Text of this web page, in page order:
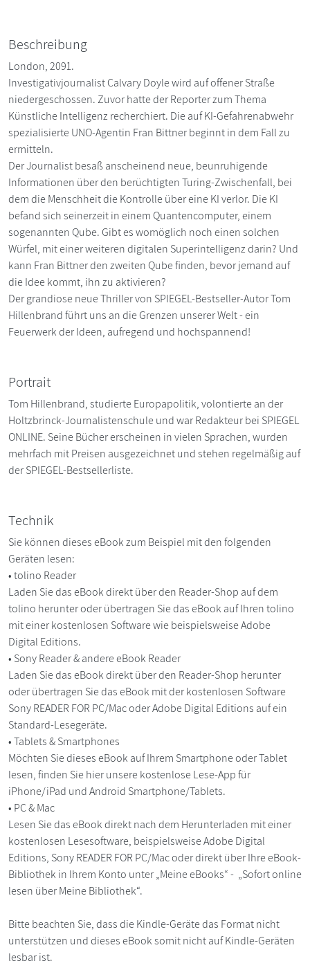
Beschreibung
London, 2091.
Investigativjournalist Calvary Doyle wird auf offener Straße
niedergeschossen. Zuvor hatte der Reporter zum Thema
Künstliche Intelligenz recherchiert. Die auf KI-Gefahrenabwehr
spezialisierte UNO-Agentin Fran Bittner beginnt in dem Fall zu
ermitteln.
Der Journalist besaß anscheinend neue, beunruhigende
Informationen über den berüchtigten Turing-Zwischenfall, bei
dem die Menschheit die Kontrolle über eine KI verlor. Die KI
befand sich seinerzeit in einem Quantencomputer, einem
sogenannten Qube. Gibt es womöglich noch einen solchen
Würfel, mit einer weiteren digitalen Superintelligenz darin? Und
kann Fran Bittner den zweiten Qube finden, bevor jemand auf
die Idee kommt, ihn zu aktivieren?
Der grandiose neue Thriller von SPIEGEL-Bestseller-Autor Tom
Hillenbrand führt uns an die Grenzen unserer Welt - ein
Feuerwerk der Ideen, aufregend und hochspannend!
Portrait
Tom Hillenbrand, studierte Europapolitik, volontierte an der
Holtzbrinck-Journalistenschule und war Redakteur bei SPIEGEL
ONLINE. Seine Bücher erscheinen in vielen Sprachen, wurden
mehrfach mit Preisen ausgezeichnet und stehen regelmäßig auf
der SPIEGEL-Bestsellerliste.
Technik
Sie können dieses eBook zum Beispiel mit den folgenden
Geräten lesen:
• tolino Reader
Laden Sie das eBook direkt über den Reader-Shop auf dem
tolino herunter oder übertragen Sie das eBook auf Ihren tolino
mit einer kostenlosen Software wie beispielsweise Adobe
Digital Editions.
• Sony Reader & andere eBook Reader
Laden Sie das eBook direkt über den Reader-Shop herunter
oder übertragen Sie das eBook mit der kostenlosen Software
Sony READER FOR PC/Mac oder Adobe Digital Editions auf ein
Standard-Lesegeräte.
• Tablets & Smartphones
Möchten Sie dieses eBook auf Ihrem Smartphone oder Tablet
lesen, finden Sie hier unsere kostenlose Lese-App für
iPhone/iPad und Android Smartphone/Tablets.
• PC & Mac
Lesen Sie das eBook direkt nach dem Herunterladen mit einer
kostenlosen Lesesoftware, beispielsweise Adobe Digital
Editions, Sony READER FOR PC/Mac oder direkt über Ihre eBook-
Bibliothek in Ihrem Konto unter „Meine eBooks“ - „Sofort online
lesen über Meine Bibliothek“.
Bitte beachten Sie, dass die Kindle-Geräte das Format nicht
unterstützen und dieses eBook somit nicht auf Kindle-Geräten
lesbar ist.